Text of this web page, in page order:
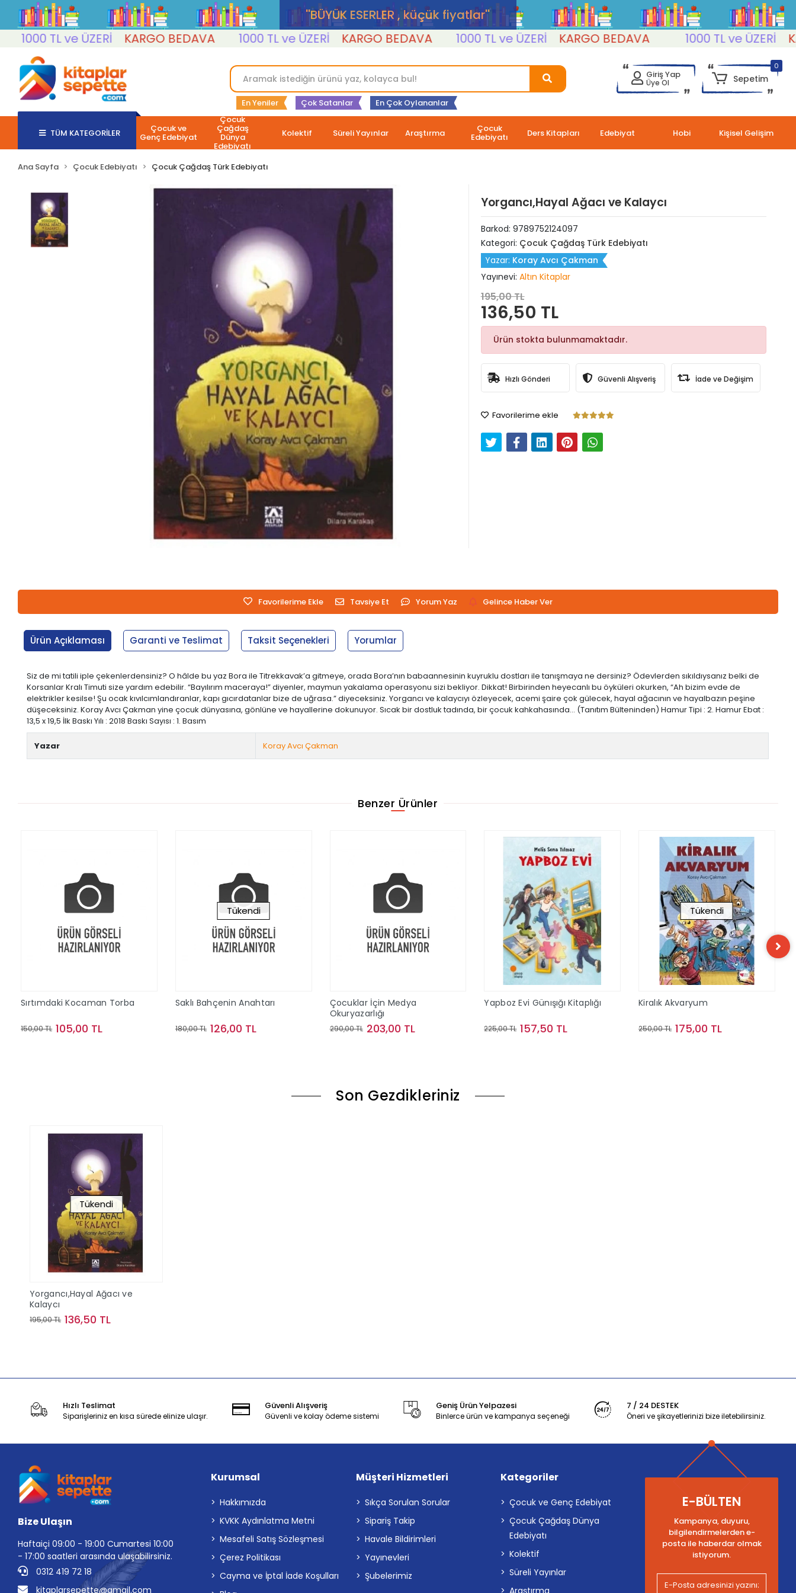
''BÜYÜK ESERLER , küçük fiyatlar''
TL ve ÜZERİ
KARGO BEDAVA 1000 TL ve ÜZERİ KARGO BEDAVA 1000 TL ve ÜZERİ KARGO BEDAVA 1000 TL ve ÜZERİ
En Yeniler Çok Satanlar En Çok Oylananlar
Giriş Yap
Üye Ol
0
Sepetim
TÜM KATEGORİLER Çocuk ve
Genç Edebiyat
Çocuk
Çağdaş
Dünya
Edebiyatı
Kolektif Süreli Yayınlar Araştırma Çocuk
Edebiyatı Ders Kitapları Edebiyat Hobi Kişisel Gelişim
Ana Sayfa Çocuk Edebiyatı Çocuk Çağdaş Türk Edebiyatı
Yorgancı,Hayal Ağacı ve Kalaycı
Barkod: 9789752124097
Kategori: Çocuk Çağdaş Türk Edebiyatı
Yazar: Koray Avcı Çakman
Yayınevi: Altın Kitaplar
195,00 TL
136,50 TL
Ürün stokta bulunmamaktadır.
Hızlı Gönderi Güvenli Alışveriş İade ve Değişim
Favorilerime ekle
Favorilerime Ekle Tavsiye Et Yorum Yaz Gelince Haber Ver
Ürün Açıklaması Garanti ve Teslimat Taksit Seçenekleri Yorumlar
Siz de mi tatili iple çekenlerdensiniz? O hâlde bu yaz Bora ile Titrekkavak’a gitmeye, orada Bora’nın babaannesinin kuyruklu dostları ile tanışmaya ne dersiniz? Ödevlerden sıkıldıysanız belki de
Korsanlar Kralı Timuti size yardım edebilir. “Bayılırım maceraya!” diyenler, maymun yakalama operasyonu sizi bekliyor. Dikkat! Birbirinden heyecanlı bu öyküleri okurken, “Ah bizim evde de
elektrikler kesilse! Şu ocak kıvılcımlandıranlar, kapı gıcırdatanlar bize de uğrasa.” diyeceksiniz. Yorgancı ve kalaycıyı özleyecek, acemi şaire çok gülecek, hayal ağacının ve hayalbazın peşine
düşeceksiniz. Koray Avcı Çakman yine çocuk dünyasına, gönlüne ve hayallerine dokunuyor. Sıcak bir dostluk tadında, bir çocuk kahkahasında… (Tanıtım Bülteninden) Hamur Tipi : 2. Hamur Ebat :
13,5 x 19,5 İlk Baskı Yılı : 2018 Baskı Sayısı : 1. Basım
Yazar Koray Avcı Çakman
Benzer Ürünler
Sırtımdaki Kocaman Torba
150,00 TL 105,00 TL
Tükendi
Saklı Bahçenin Anahtarı
180,00 TL 126,00 TL
Çocuklar İçin Medya
Okuryazarlığı
290,00 TL 203,00 TL
Yapboz Evi Günışığı Kitaplığı
225,00 TL 157,50 TL
Tükendi
Kiralık Akvaryum
250,00 TL 175,00 TL
Son Gezdikleriniz
Tükendi
Yorgancı,Hayal Ağacı ve
Kalaycı
195,00 TL 136,50 TL
Hızlı Teslimat
Siparişleriniz en kısa sürede elinize ulaşır.
Güvenli Alışveriş
Güvenli ve kolay ödeme sistemi
Geniş Ürün Yelpazesi
Binlerce ürün ve kampanya seçeneği
7 / 24 DESTEK
Öneri ve şikayetlerinizi bize iletebilirsiniz.
Bize Ulaşın
Haftaiçi 09:00 - 19:00 Cumartesi 10:00
- 17:00 saatleri arasında ulaşabilirsiniz.
0312 419 72 18
kitaplarsepette@gmail.com
Kurumsal
Hakkımızda
KVKK Aydınlatma Metni
Mesafeli Satış Sözleşmesi
Çerez Politikası
Cayma ve İptal İade Koşulları
Müşteri Hizmetleri
Sıkça Sorulan Sorular
Sipariş Takip
Havale Bildirimleri
Yayınevleri
Şubelerimiz
Kategoriler
Çocuk ve Genç Edebiyat
Çocuk Çağdaş Dünya
Edebiyatı
Kolektif
Süreli Yayınlar
E-BÜLTEN
Kampanya, duyuru,
bilgilendirmelerden e-
posta ile haberdar olmak
istiyorum.